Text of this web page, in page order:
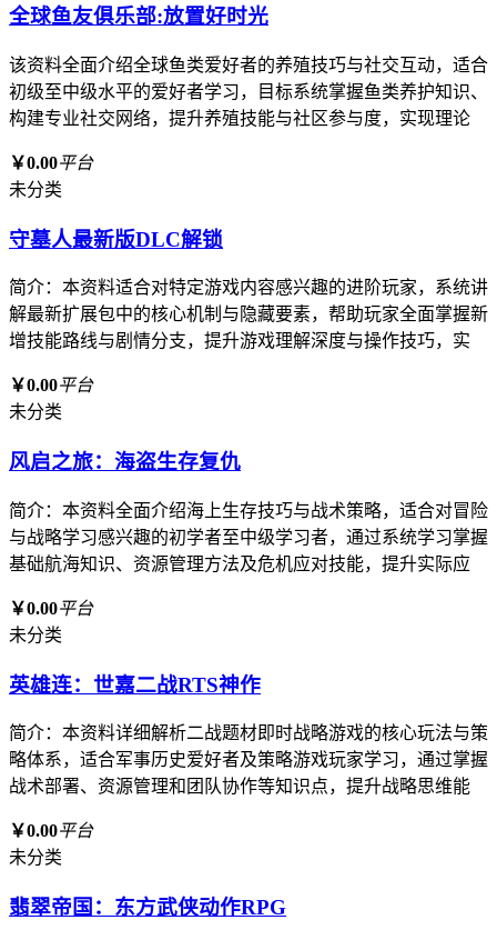
全球鱼友俱乐部:放置好时光
该资料全面介绍全球鱼类爱好者的养殖技巧与社交互动，适合
初级至中级水平的爱好者学习，目标系统掌握鱼类养护知识、
构建专业社交网络，提升养殖技能与社区参与度，实现理论
￥0.00平台
未分类
守墓人最新版DLC解锁
简介：本资料适合对特定游戏内容感兴趣的进阶玩家，系统讲
解最新扩展包中的核心机制与隐藏要素，帮助玩家全面掌握新
增技能路线与剧情分支，提升游戏理解深度与操作技巧，实
￥0.00平台
未分类
风启之旅：海盗生存复仇
简介：本资料全面介绍海上生存技巧与战术策略，适合对冒险
与战略学习感兴趣的初学者至中级学习者，通过系统学习掌握
基础航海知识、资源管理方法及危机应对技能，提升实际应
￥0.00平台
未分类
英雄连：世嘉二战RTS神作
简介：本资料详细解析二战题材即时战略游戏的核心玩法与策
略体系，适合军事历史爱好者及策略游戏玩家学习，通过掌握
战术部署、资源管理和团队协作等知识点，提升战略思维能
￥0.00平台
未分类
翡翠帝国：东方武侠动作RPG